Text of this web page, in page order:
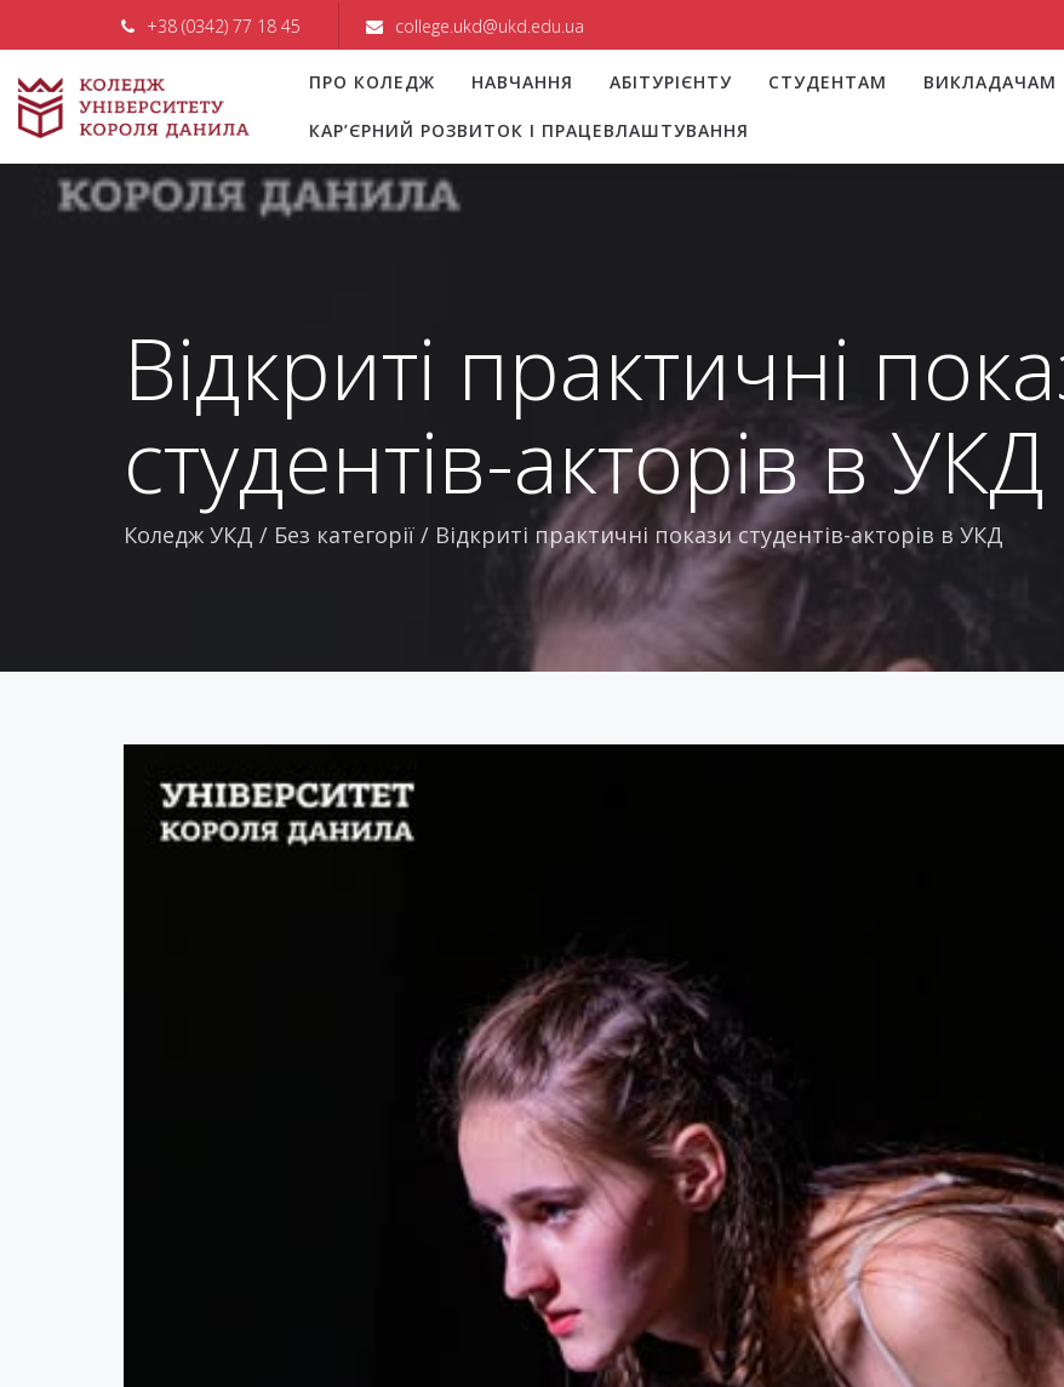
+38 (0342) 77 18 45 college.ukd@ukd.edu.ua
ПРО КОЛЕДЖ НАВЧАННЯ АБІТУРІЄНТУ СТУДЕНТАМ ВИКЛАДАЧАМ
КАР’ЄРНИЙ РОЗВИТОК І ПРАЦЕВЛАШТУВАННЯ
Відкриті практичні
студентів-акторів в УКД
Коледж УКД / Без категорії / Відкриті практичні покази студентів-акторів в УКД